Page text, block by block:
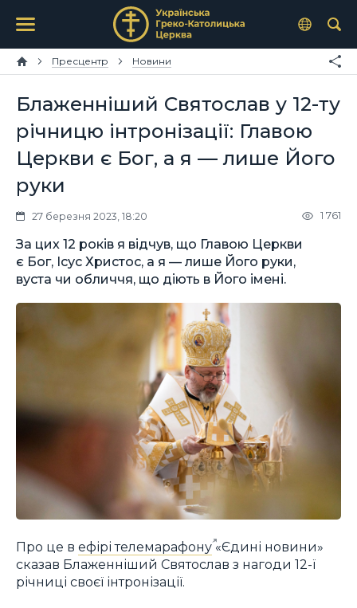
Пресцентр Новини
Блаженніший Святослав у 12-ту
річницю інтронізації: Главою
Церкви є Бог, а я — лише Його
руки
27 березня 2023, 18:20 1 761
За цих 12 років я відчув, що Главою Церкви
є Бог, Ісус Христос, а я — лише Його руки,
вуста чи обличчя, що діють в Його імені.
Про це в ефірі телемарафону«Єдині новини»
сказав Блаженніший Святослав з нагоди 12-ї
річниці своєї інтронізації.